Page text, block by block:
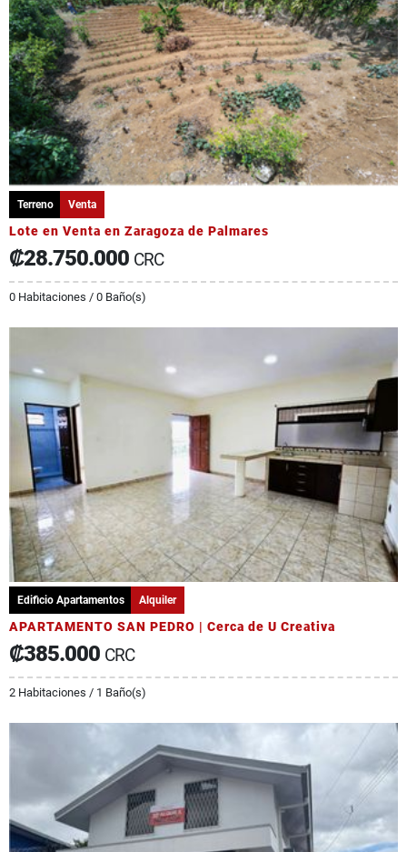
Terreno Venta
Lote en Venta en Zaragoza de Palmares
₡28.750.000 CRC
0 Habitaciones / 0 Baño(s)
Edificio Apartamentos Alquiler
APARTAMENTO SAN PEDRO | Cerca de U Creativa
₡385.000 CRC
2 Habitaciones / 1 Baño(s)